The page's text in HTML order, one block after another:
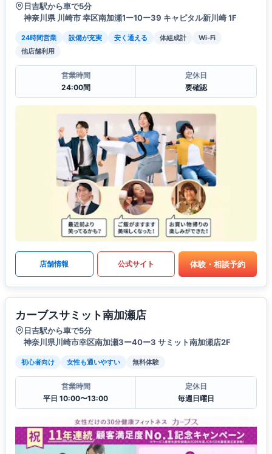
日吉駅から車で5分
神奈川県 川崎市 幸区南加瀬1ー10ー39 キャピタル新川崎 1F
24時間営業 設備が充実 安く通える 体組成計
Wi-Fi
他店舗利用
営業時間
24:00間
定休日
要確認
店舗情報 公式サイト 体験・相談予約
カーブスサミット南加瀬店
日吉駅から車で5分
神奈川県川崎市幸区南加瀬3ー40ー3 サミット南加瀬店2F
初心者向け 女性も通いやすい 無料体験
営業時間
平日 10:00〜13:00
定休日
毎週日曜日